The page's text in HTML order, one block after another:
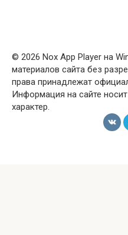
© 2026 Nox App Player на
материалов сайта без
права принадлежат
Информация на сайте
характер.